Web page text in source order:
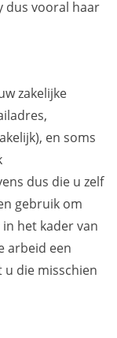
dus vooral haar
zakelijke
en soms
dus die u zelf
gebruik om
het kader van
arbeid een
die misschien